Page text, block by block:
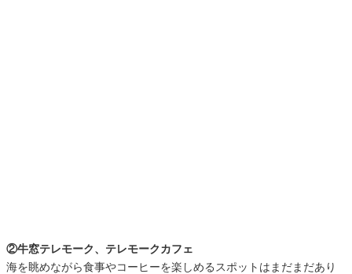
②牛窓テレモーク、テレモークカフェ
海を眺めながら食事やコーヒーを楽しめるスポットはまだまだあり